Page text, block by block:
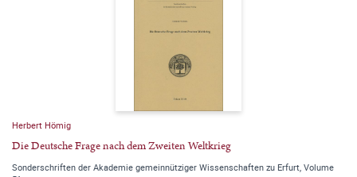
Herbert Hömig
Die Deutsche Frage nach dem Zweiten Weltkrieg
Sonderschriften der Akademie gemeinnütziger Wissenschaften zu Erfurt, Volume